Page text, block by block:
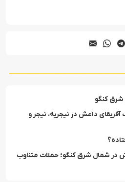
شرق کنگو
آفریقای داعش در نیجریه، نیجر و
در شمال شرق کنگو؛ حملات متناوب